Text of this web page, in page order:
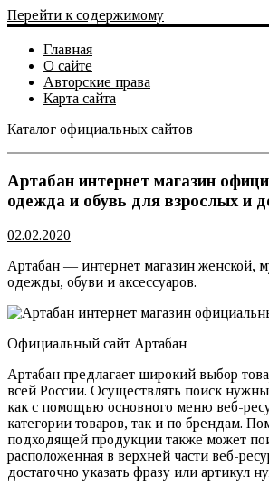
Перейти к содержимому
Главная
О сайте
Авторские права
Карта сайта
Каталог официальных сайтов
Артабан интернет магазин
одежда и обувь для взрослых и
02.02.2020
Артабан — интернет магазин женской,
одежды, обуви и аксессуаров.
Официальный сайт Артабан
Артабан предлагает широкий выбор
всей России. Осуществлять поиск
как с помощью основного меню веб-
категории товаров, так и по брендам.
подходящей продукции также может
расположенная в верхней части веб-
достаточно указать фразу или артикул